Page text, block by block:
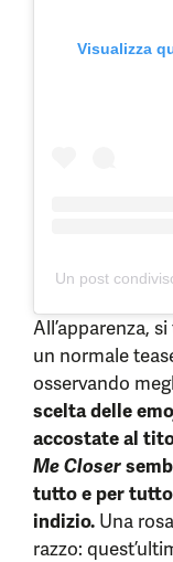
Visualizza
Un post
All’apparenza,
un normale
osservando
scelta delle
accostate al
Me Closer
tutto e per
indizio. Una
razzo: